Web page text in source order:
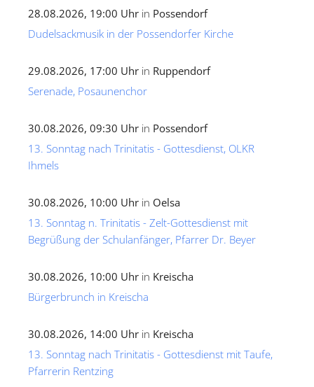
28.08.2026, 19:00 Uhr in Possendorf
Dudelsackmusik in der Possendorfer Kirche
29.08.2026, 17:00 Uhr in Ruppendorf
Serenade, Posaunenchor
30.08.2026, 09:30 Uhr in Possendorf
13. Sonntag nach Trinitatis - Gottesdienst, OLKR
Ihmels
30.08.2026, 10:00 Uhr in Oelsa
13. Sonntag n. Trinitatis - Zelt-Gottesdienst mit
Begrüßung der Schulanfänger, Pfarrer Dr. Beyer
30.08.2026, 10:00 Uhr in Kreischa
Bürgerbrunch in Kreischa
30.08.2026, 14:00 Uhr in Kreischa
13. Sonntag nach Trinitatis - Gottesdienst mit Taufe,
Pfarrerin Rentzing